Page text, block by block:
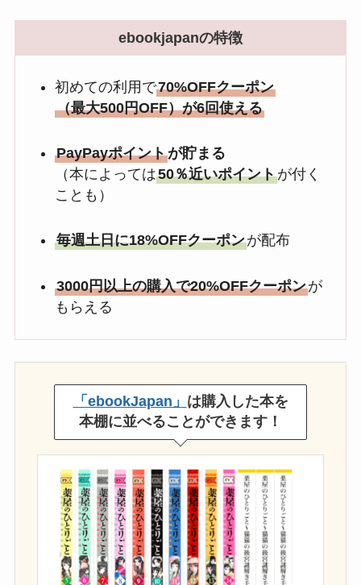
ebookjapanの特徴
初めての利用で70%OFFクーポン
（最大500円OFF）が6回使える
PayPayポイントが貯まる
（本によっては50％近いポイントが付く
ことも）
毎週土日に18%OFFクーポンが配布
3000円以上の購入で20%OFFクーポンが
もらえる
「ebookJapan」 は購入した本を
本棚に並べることができます！